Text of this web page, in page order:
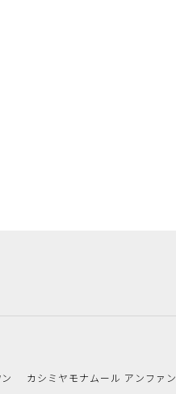
カシミヤモナムール アンファン